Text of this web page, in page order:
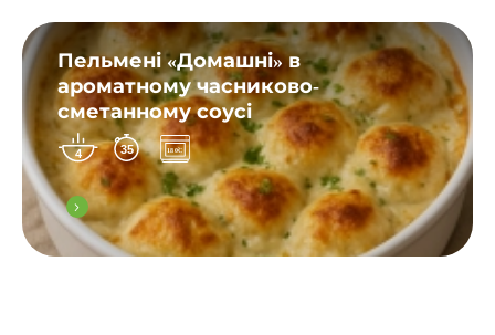
Пельмені «Домашні» в
ароматному часниково-
сметанному соусі
4 35